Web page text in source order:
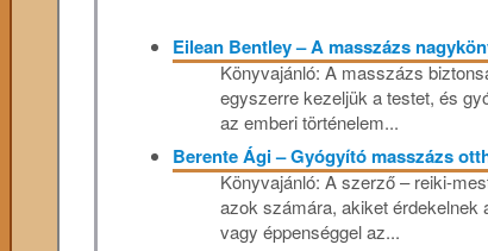
Eilean Bentley – A ​masszázs
Könyvajánló: A masszázs
egyszerre kezeljük a testet, és
az emberi történelem...
Berente Ági – Gyógyító masszázs
Könyvajánló: A szerző – reiki-
azok számára, akiket érdekelnek
vagy éppenséggel az...